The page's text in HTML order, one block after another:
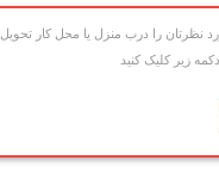
نظرتان را درب منزل يا محل کار تحويل
زير کليک کنيد